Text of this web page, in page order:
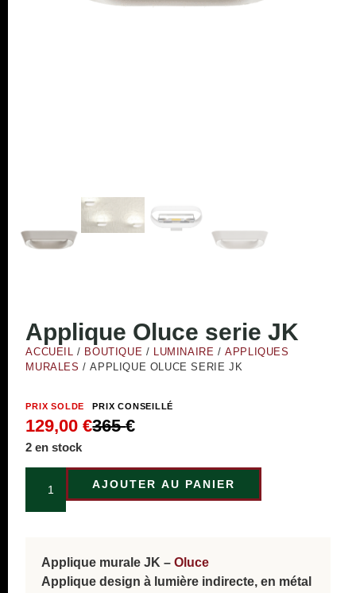
Applique Oluce serie JK
ACCUEIL / BOUTIQUE / LUMINAIRE /APPLIQUES
MURALES / APPLIQUE OLUCE SERIE JK
PRIX SOLDE
129,00€
PRIX CONSEILLÉ
365€
2 en stock
AJOUTER AU PANIER
Applique murale JK –Oluce
Applique design à lumière indirecte, en métal